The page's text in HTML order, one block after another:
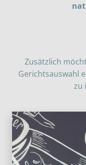
Zusätzlich
Gerichtsauswahl
zu